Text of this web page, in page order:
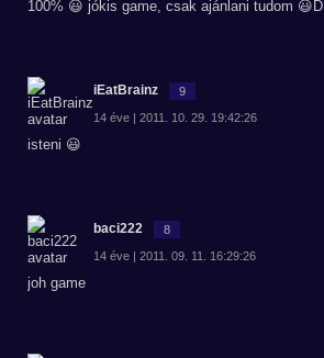
100% 😃 jókis game, csak ajánlani tudom 😃D
iEatBrainz 9
14 éve | 2011. 10. 29. 19:42:26
isteni 😃
baci222 8
14 éve | 2011. 09. 11. 16:29:26
joh game